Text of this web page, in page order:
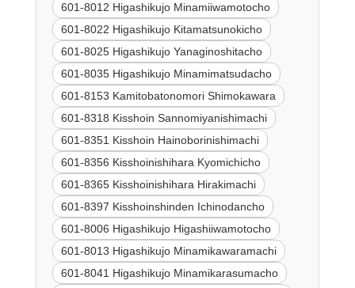
601-8012 Higashikujo Minamiiwamotocho
601-8022 Higashikujo Kitamatsunokicho
601-8025 Higashikujo Yanaginoshitacho
601-8035 Higashikujo Minamimatsudacho
601-8153 Kamitobatonomori Shimokawara
601-8318 Kisshoin Sannomiyanishimachi
601-8351 Kisshoin Hainoborinishimachi
601-8356 Kisshoinishihara Kyomichicho
601-8365 Kisshoinishihara Hirakimachi
601-8397 Kisshoinshinden Ichinodancho
601-8006 Higashikujo Higashiiwamotocho
601-8013 Higashikujo Minamikawaramachi
601-8041 Higashikujo Minamikarasumacho